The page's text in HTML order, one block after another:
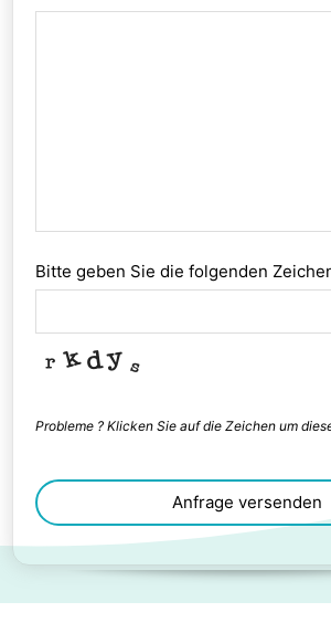
Bitte geben Sie die folgenden
Probleme ? Klicken Sie auf die Zeichen um
Anfrage versenden